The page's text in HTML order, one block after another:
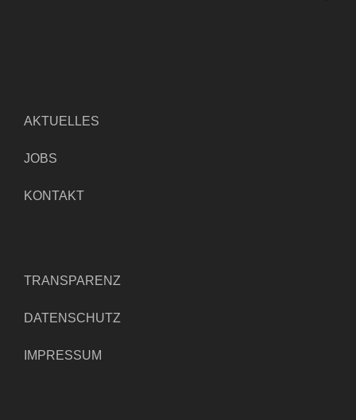
AKTUELLES
JOBS
KONTAKT
TRANSPARENZ
DATENSCHUTZ
IMPRESSUM